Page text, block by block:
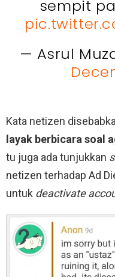
sempit
— Asrul
Kata netizen
layak berbicara soal
tu juga ada tunjukkan
netizen terhadap Ad
untuk deactivate